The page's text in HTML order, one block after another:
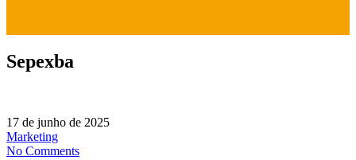
Sepexba
17 de junho de 2025
Marketing
No Comments